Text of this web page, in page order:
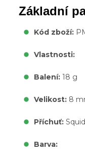
Základní
Kód zboží:
Vlastnosti:
Balení: 18 g
Velikost: 8
Příchuť: Squid
Barva: